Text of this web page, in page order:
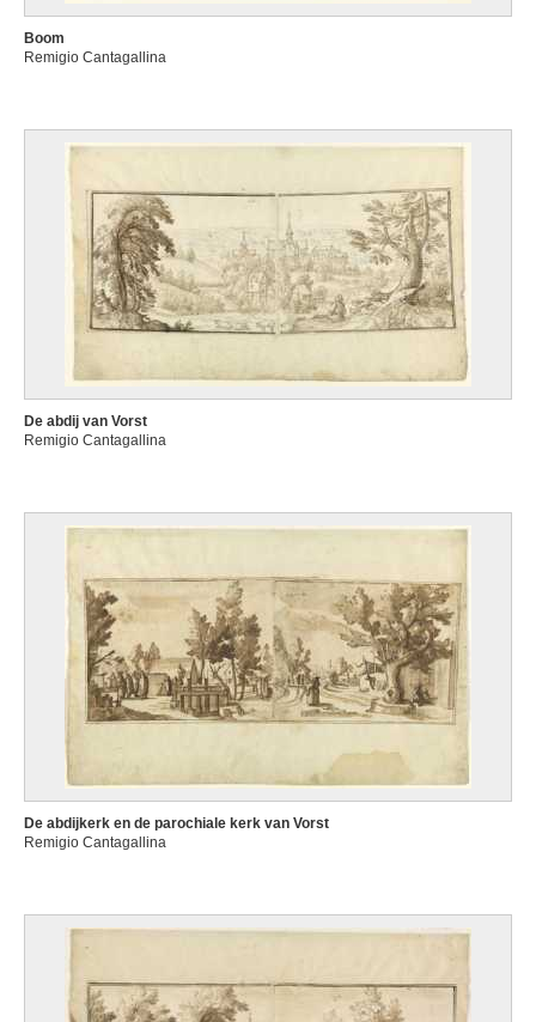
Boom
Remigio Cantagallina
De abdij van Vorst
Remigio Cantagallina
De abdijkerk en de parochiale kerk van Vorst
Remigio Cantagallina